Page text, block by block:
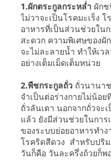
1.ผักตระกูลกระหล่ำ ผัก
ไม่วาจะเป็นโรคมะเร็ง
อาหารที่เป็นส่วนช่วยใน
สะดวก ความพิเศษของผั
จะไม่ละลายน้ำ ทำให้เว
อย่างเต็มเม็ดเต็มหน่วย
2.พืชกระกูลถั่ว ถั่วนานา
จำเป็นต่อร่างกายไม่น้อย
ถั่วลันเตา นอกจากถั่วจะ
แล้ว ยังมีส่วนช่วยในการ
ของระบบย่อยอาหารทำง
โรคริดสีดวง สำหรับปริ
วันก็คือ วันละครึ่งถ้วยก็พ